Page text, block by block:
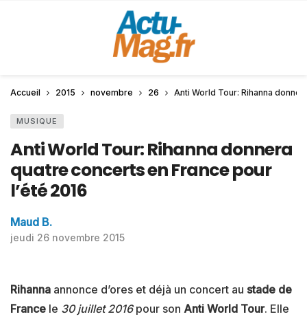
Accueil 2015 novembre 26 Anti World Tour: Rihanna
MUSIQUE
Anti World Tour: Rihanna donnera
quatre concerts en France pour
l’été 2016
Maud B.
jeudi 26 novembre 2015
Rihanna annonce d’ores et déjà un concert au stade de
France le 30 juillet 2016pour son Anti World Tour. Elle